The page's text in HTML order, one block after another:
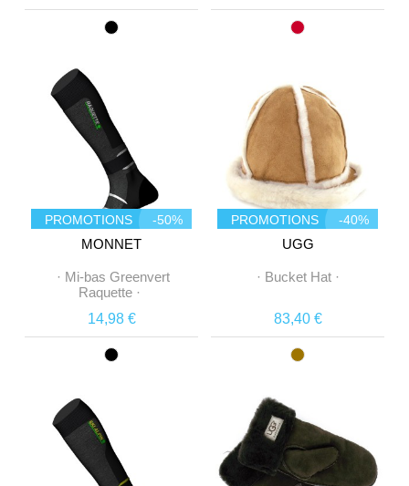
PROMOTIONS -50%
MONNET
· Mi-bas Greenvert
Raquette ·
14,98 €
PROMOTIONS -40%
UGG
· Bucket Hat·
83,40 €